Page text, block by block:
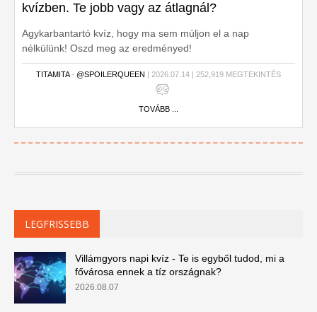
kvízben. Te jobb vagy az átlagnál?
Agykarbantartó kvíz, hogy ma sem múljon el a nap
nélkülünk! Oszd meg az eredményed!
TITAMITA- @SPOILERQUEEN | 2026.07.14 | 252,919 MEGTEKINTÉS
TOVÁBB ...
LEGFRISSEBB
Villámgyors napi kvíz - Te is egyből tudod, mi a
fővárosa ennek a tíz országnak?
2026.08.07